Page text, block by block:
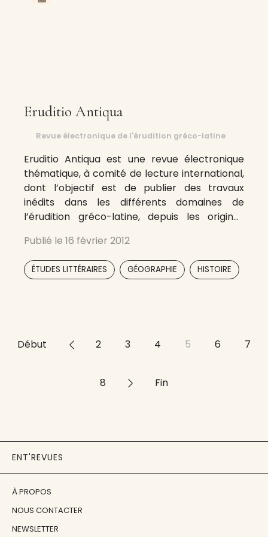
Eruditio Antiqua
Revue électronique de l'érudition gréco-latine
Eruditio Antiqua est une revue électronique
thématique, à comité de lecture international,
dont l’objectif est de publier des travaux
inédits dans les différents domaines de
l’érudition gréco-latine, depuis les origines
études sur les exégèses littéraires, la
lexicographie, la grammaire, le droit, la religion,
la géographie, l’historiographie, la médecine,
Publié le 16 février 2012
ÉTUDES LITTÉRAIRES GÉOGRAPHIE HISTOIRE
Début << 2 3 4 5 6 7
8 >> Fin
ENT'REVUES
À PROPOS
NOUS CONTACTER
NEWSLETTER